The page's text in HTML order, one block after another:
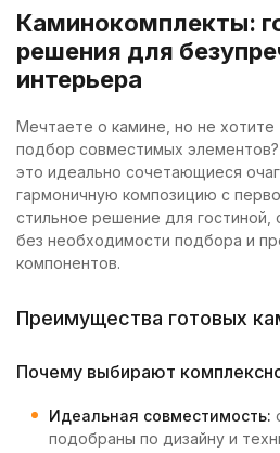
Каминокомплекты:
решения для
интерьера
Мечтаете о камине, но не хотите
подбор совместимых
это идеально сочетающиеся
гармоничную композицию с
стильное решение для гостиной,
без необходимости подбора и
компонентов.
Преимущества готовых
Почему выбирают
Идеальная совместимость:
подобраны по дизайну и